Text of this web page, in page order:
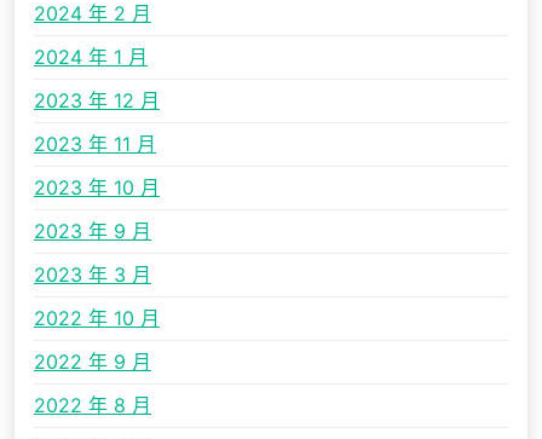
2024 年 2 月
2024 年 1 月
2023 年 12 月
2023 年 11 月
2023 年 10 月
2023 年 9 月
2023 年 3 月
2022 年 10 月
2022 年 9 月
2022 年 8 月